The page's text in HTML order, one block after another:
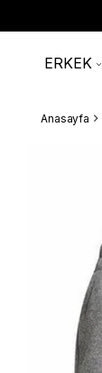
ERKEK
Anasayfa